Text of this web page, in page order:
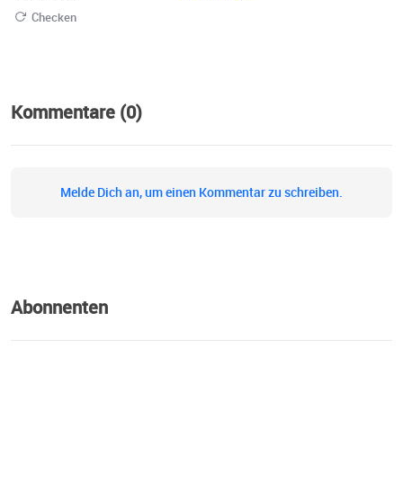
Checken
Kommentare (0)
Melde Dich an, um einen Kommentar zu schreiben.
Abonnenten